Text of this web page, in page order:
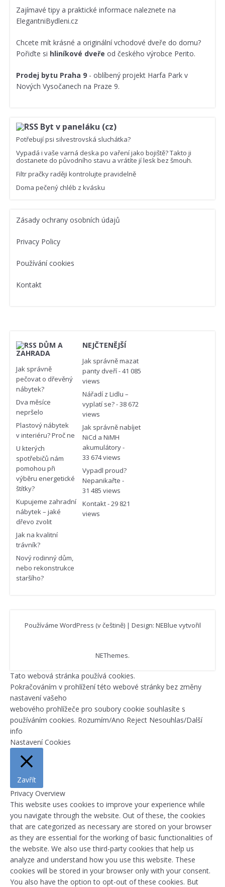
Zajímavétipy a praktické informace naleznete na
ElegantniBydleni.cz
Chcete mít krásné a originální vchodové dveře do domu?
Pořiďte si hliníkové dveře od českého výrobce Perito.
Prodej bytu Praha 9 - oblíbený projekt Harfa Park v
Nových Vysočanech na Praze 9.
Byt v paneláku (cz)
Potřebují psi silvestrovská sluchátka?
Vypadá i vaše varná deska po vaření jako bojiště? Takto ji
dostanete do původního stavu a vrátíte jí lesk bez šmouh.
Filtr pračky raději kontrolujte pravidelně
Doma pečený chléb z kvásku
Zásady ochrany osobních údajů
Privacy Policy
Používání cookies
Kontakt
DŮM A
ZAHRADA
Jak správně
pečovat o dřevěný
nábytek?
Dva měsíce
nepršelo
Plastový nábytek
v interiéru? Proč ne
U kterých
spotřebičů nám
pomohou při
výběru energetické
štítky?
Kupujeme zahradní
nábytek – jaké
dřevo zvolit
Jak na kvalitní
trávník?
Nový rodinný dům,
nebo rekonstrukce
staršího?
NEJČTENĚJŠÍ
Jak správně mazat
panty dveří- 41 085
views
Nářadí z Lidlu –
vyplatí se?- 38 672
views
Jak správně nabíjet
NiCd a NiMH
akumulátory-
33 674 views
Vypadl proud?
Nepanikařte -
31 485 views
Kontakt- 29 821
views
Používáme WordPress (v češtině) | Design: NEBlue vytvořil
NEThemes.
Tato webová stránka používá cookies.
Pokračováním v prohlížení této webové stránky bez změny
nastavení vašeho
webového prohlížeče pro soubory cookie souhlasíte s
používáním cookies. Rozumím/Ano Reject Nesouhlas/Další
info
Nastavení Cookies
Zavřít
Privacy Overview
This website uses cookies to improve your experience while
you navigate through the website. Out of these, the cookies
that are categorized as necessary are stored on your browser
as they are essential for the working of basic functionalities of
the website. We also use third-party cookies that help us
analyze and understand how you use this website. These
cookies will be stored in your browser only with your consent.
You also have the option to opt-out of these cookies. But